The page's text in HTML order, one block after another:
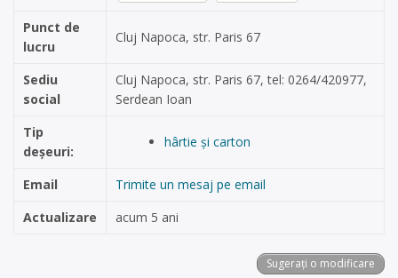
Punct de
lucru
Cluj Napoca, str. Paris 67
Sediu
social
Cluj Napoca, str. Paris 67, tel: 0264/420977,
Serdean Ioan
Tip
deșeuri:
hârtie și carton
Email
Trimite un mesaj pe email
Actualizare
acum 5 ani
Sugerați o modificare